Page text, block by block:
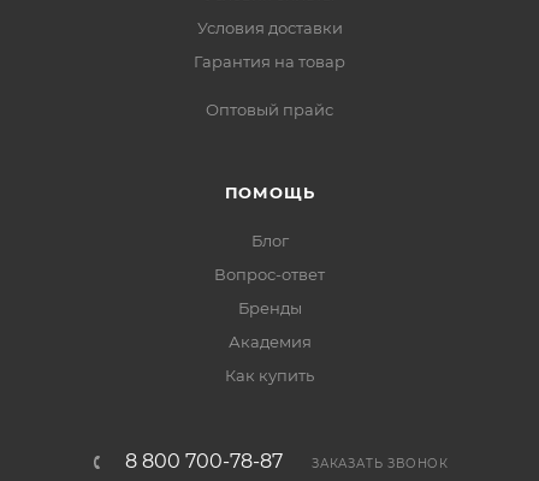
Условия доставки
Гарантия на товар
Оптовый прайс
ПОМОЩЬ
Блог
Вопрос-ответ
Бренды
Академия
Как купить
8 800 700-78-87 ЗАКАЗАТЬ ЗВОНОК